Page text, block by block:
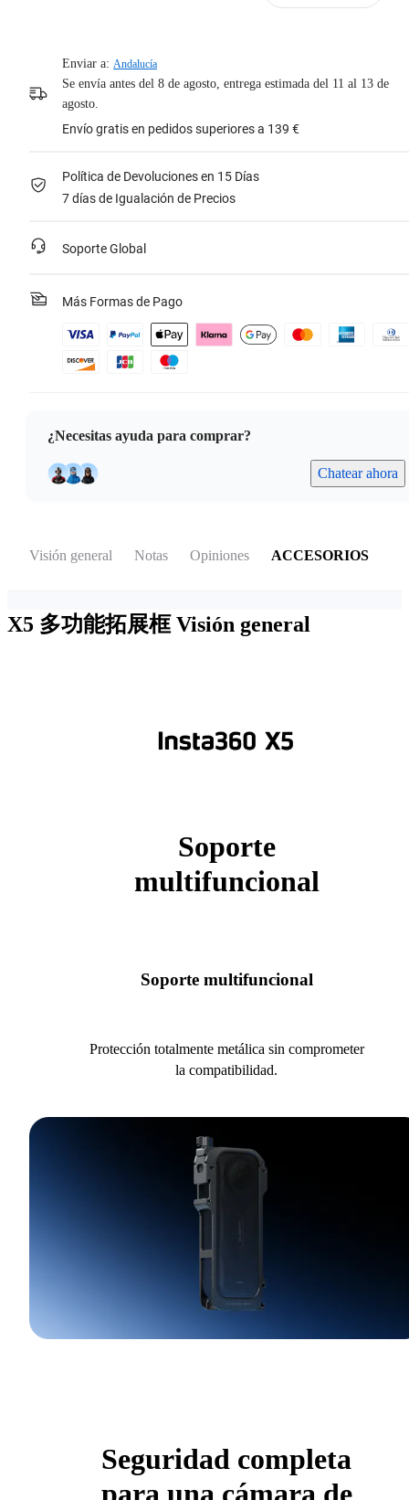
Enviar a: Andalucía
Se envía antes del 8 de agosto, entrega estimada del 11 al 13 de
agosto.
Envío gratis en pedidos superiores a 139 €
Política de Devoluciones en 15 Días
7 días de Igualación de Precios
Soporte Global
Más Formas de Pago
¿Necesitas ayuda para comprar?
Chatear ahora
Visión general Notas Opiniones ACCESORIOS
X5 多功能拓展框Visión general
Soporte
multifuncional
Soporte multifuncional
Protección totalmente metálica sin comprometer
la compatibilidad.
Seguridad completa